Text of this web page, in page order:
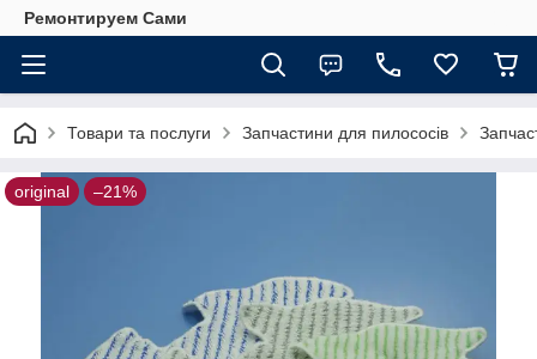
Ремонтируем Сами
Товари та послуги Запчастини для пилососів
original –21%